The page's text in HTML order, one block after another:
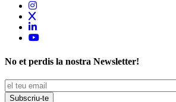
No et perdis la nostra Newsletter!